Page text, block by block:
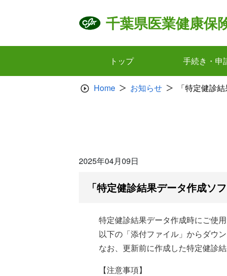
千葉県医業健康保
トップ 手続き・申
Home お知らせ 「特定健診
2025年04月09日
「特定健診結果データ作成ソ
特定健診結果データ作成時にご使
以下の「添付ファイル」からダウ
なお、更新前に作成した特定健診
【注意事項】